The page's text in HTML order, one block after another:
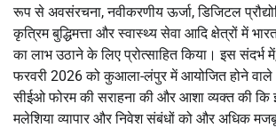
रूप से अवसंरचना, नवीकरणीय ऊर्जा, डिजिटल
कृत्रिम बुद्धिमत्ता और स्वास्थ्य सेवा आदि क्षेत्रों में
का लाभ उठाने के लिए प्रोत्साहित किया। इस संदर्भ
फरवरी 2026 को कुआला-लंपुर में आयोजित होने वाले
सीईओ फोरम की सराहना की और आशा व्यक्त की कि
मलेशिया व्यापार और निवेश संबंधों को और अधिक